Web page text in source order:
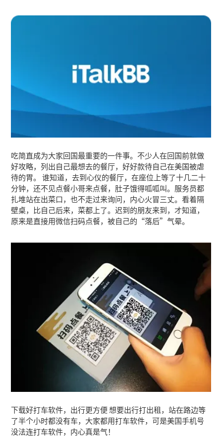
吃简直成为大家回国最重要的一件事。不少人在回国前就做
好攻略，列出自己最想去的餐厅，好好款待自己在美国被虐
待的胃。 谁知道，去到心仪的餐厅，在座位上等了十几二十
分钟，还不见点餐小哥来点餐，肚子饿得呱呱叫。服务员都
扎堆站在出菜口，也不走过来询问，内心火冒三丈。看着隔
壁桌，比自己后来，菜都上了。迟到的朋友来到，才知道，
原来是直接用微信扫码点餐，被自己的“落后”气晕。
下载好打车软件，出行更方便 想要出行打出租，站在路边等
了半个小时都没有车，大家都用打车软件，可是美国手机号
没法连打车软件，内心真是气！